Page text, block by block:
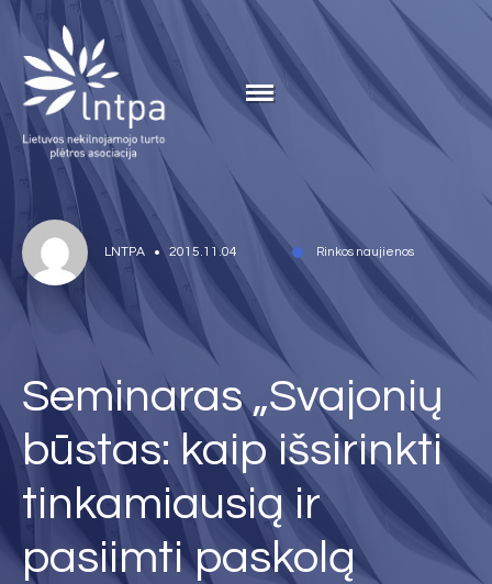
LNTPA 2015.11.04 Rinkos naujienos
Seminaras „Svajonių
būstas: kaip išsirinkti
tinkamiausią ir
pasiimti paskolą